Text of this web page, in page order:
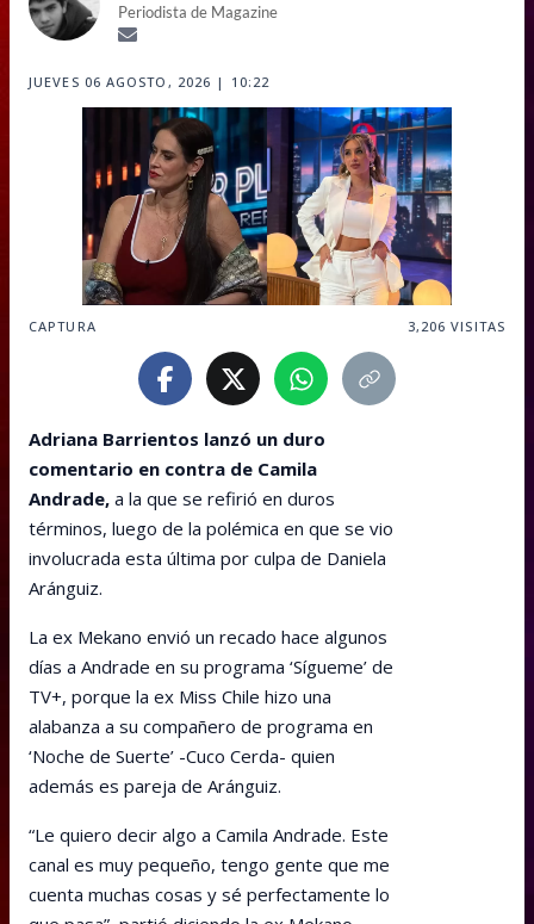
Periodista de Magazine
JUEVES 06 AGOSTO, 2026 | 10:22
CAPTURA 3,206 VISITAS
Adriana Barrientos lanzó un duro
comentario en contra de Camila
Andrade, a la que se refirió en duros
términos, luego de la polémica en que se vio
involucrada esta última por culpa de Daniela
Aránguiz.
La ex Mekano envió un recado hace algunos
días a Andrade en su programa ‘Sígueme’ de
TV+, porque la ex Miss Chile hizo una
alabanza a su compañero de programa en
‘Noche de Suerte’ -Cuco Cerda- quien
además es pareja de Aránguiz.
“Le quiero decir algo a Camila Andrade. Este
canal es muy pequeño, tengo gente que me
cuenta muchas cosas y sé perfectamente lo